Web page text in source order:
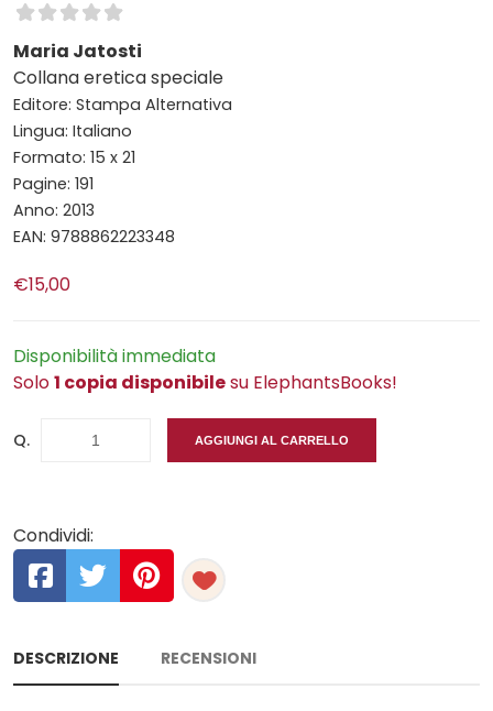
Maria Jatosti
Collana eretica speciale
Editore: Stampa Alternativa
Lingua: Italiano
Formato: 15 x 21
Pagine: 191
Anno: 2013
EAN: 9788862223348
€15,00
Disponibilità immediata
Solo1 copia disponibilesu ElephantsBooks!
Q. AGGIUNGI AL CARRELLO
Condividi:
DESCRIZIONE RECENSIONI